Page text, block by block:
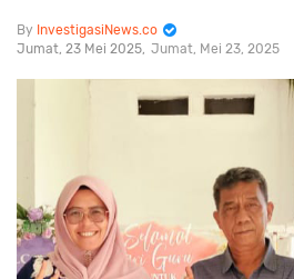
InvestigasiNews.co
Jumat, 23 Mei 2025 Jumat, Mei 23, 2025